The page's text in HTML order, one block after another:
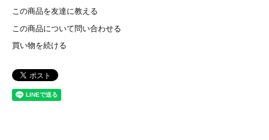
この商品を友達に教える
この商品について問い合わせる
買い物を続ける